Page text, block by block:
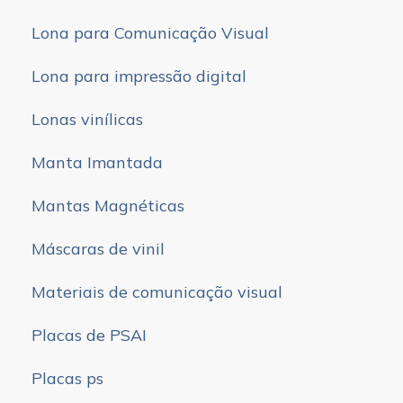
Lona para Comunicação Visual
Lona para impressão digital
Lonas vinílicas
Manta Imantada
Mantas Magnéticas
Máscaras de vinil
Materiais de comunicação visual
Placas de PSAI
Placas ps